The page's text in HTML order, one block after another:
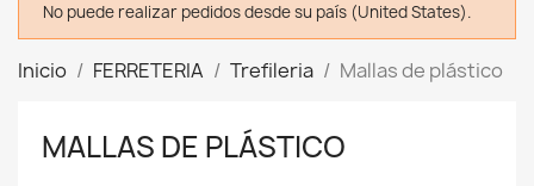
No puede realizar pedidos desde su país (United States).
Inicio FERRETERIA Trefileria Mallas de plástico
MALLAS DE PLÁSTICO